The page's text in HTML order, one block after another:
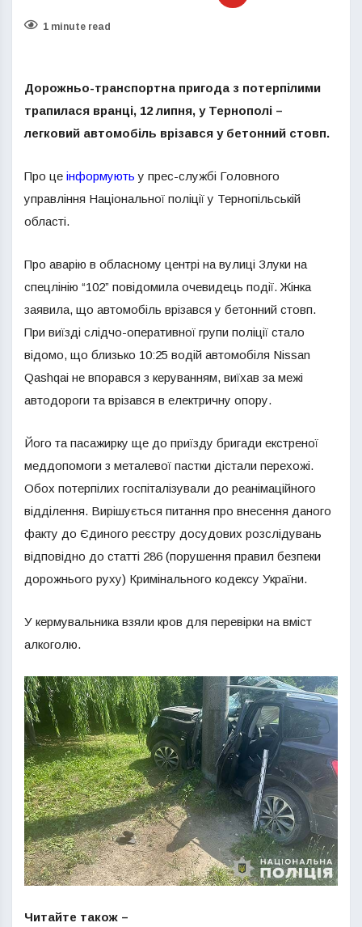
1 minute read
Дорожньо-транспортна пригода з потерпілими
трапилася вранці, 12 липня, у Тернополі –
легковий автомобіль врізався у бетонний стовп.
Про це інформують у прес-службі Головного
управління Національної поліції у Тернопільській
області.
Про аварію в обласному центрі на вулиці Злуки на
спецлінію “102” повідомила очевидець події. Жінка
заявила, що автомобіль врізався у бетонний стовп.
При виїзді слідчо-оперативної групи поліції стало
відомо, що близько 10:25 водій автомобіля Nissan
Qashqai не впорався з керуванням, виїхав за межі
автодороги та врізався в електричну опору.
Його та пасажирку ще до приїзду бригади екстреної
меддопомоги з металевої пастки дістали перехожі.
Обох потерпілих госпіталізували до реанімаційного
відділення. Вирішується питання про внесення даного
факту до Єдиного реєстру досудових розслідувань
відповідно до статті 286 (порушення правил безпеки
дорожнього руху) Кримінального кодексу України.
У кермувальника взяли кров для перевірки на вміст
алкоголю.
Читайте також –